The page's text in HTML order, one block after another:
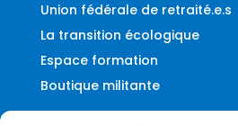
Union fédérale de retraité.e.s
La transition écologique
Espace formation
Boutique militante